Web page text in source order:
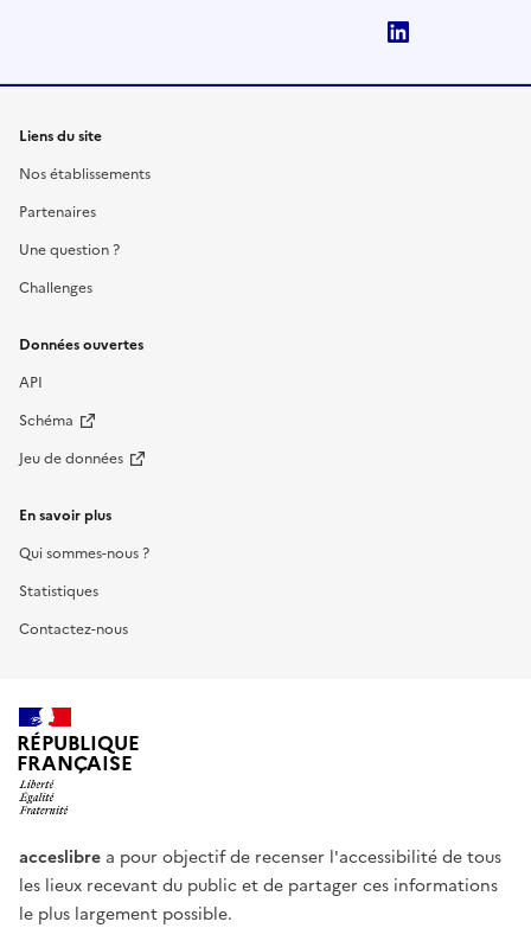
Liens du site
Nos établissements
Partenaires
Une question ?
Challenges
Données ouvertes
API
Schéma
Jeu de données
En savoir plus
Qui sommes-nous ?
Statistiques
Contactez-nous
RÉPUBLIQUE
FRANÇAISE
acceslibre a pour objectif de recenser l'accessibilité de tous
les lieux recevant du public et de partager ces informations
le plus largement possible.